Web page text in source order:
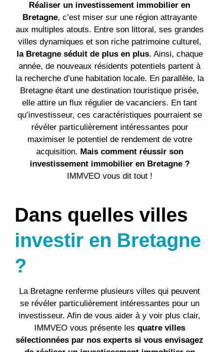
Réaliser un investissement immobilier en
Bretagne, c’est miser sur une région attrayante
aux multiples atouts. Entre son littoral, ses grandes
villes dynamiques et son riche patrimoine culturel,
la Bretagne séduit de plus en plus. Ainsi, chaque
année, de nouveaux résidents potentiels partent à
la recherche d’une habitation locale. En parallèle, la
Bretagne étant une destination touristique prisée,
elle attire un flux régulier de vacanciers. En tant
qu’investisseur, ces caractéristiques pourraient se
révéler particulièrement intéressantes pour
maximiser le potentiel de rendement de votre
acquisition. Mais comment réussir son
investissement immobilier en Bretagne ?
IMMVEO vous dit tout !
Dans quelles villes
investir en Bretagne
?
La Bretagne renferme plusieurs villes qui peuvent
se révéler particulièrement intéressantes pour un
investisseur. Afin de vous aider à y voir plus clair,
IMMVEO vous présente les quatre villes
sélectionnées par nos experts si vous envisagez